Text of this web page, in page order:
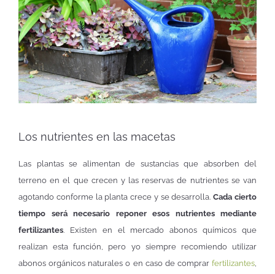
Los nutrientes en las macetas
Las plantas se alimentan de sustancias que absorben del
terreno en el que crecen y las reservas de nutrientes se van
agotando conforme la planta crece y se desarrolla.Cada cierto
tiempo será necesario reponer esos nutrientes mediante
fertilizantes. Existen en el mercado abonos químicos que
realizan esta función, pero yo siempre recomiendo utilizar
abonos orgánicos naturales o en caso de comprar fertilizantes,